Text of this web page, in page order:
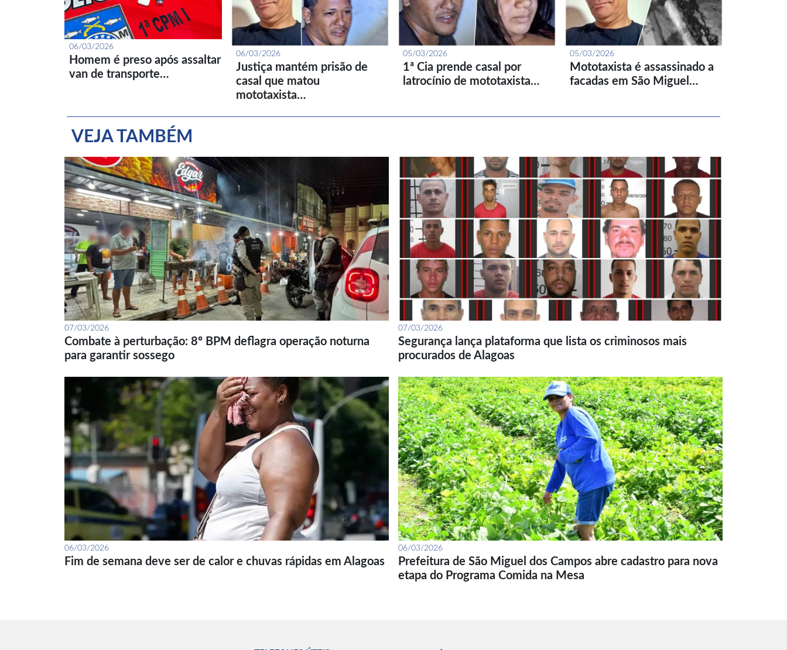
06/03/2026
Homem é preso após assaltar
van de transporte…
06/03/2026
Justiça mantém prisão de
casal que matou
mototaxista…
05/03/2026
1ª Cia prende casal por
latrocínio de mototaxista…
05/03/2026
Mototaxista é assassinado a
facadas em São Miguel…
VEJA TAMBÉM
07/03/2026
Combate à perturbação: 8º BPM deflagra operação noturna
para garantir sossego
07/03/2026
Segurança lança plataforma que lista os criminosos mais
procurados de Alagoas
06/03/2026
Fim de semana deve ser de calor e chuvas rápidas em Alagoas
06/03/2026
Prefeitura de São Miguel dos Campos abre cadastro para nova
etapa do Programa Comida na Mesa